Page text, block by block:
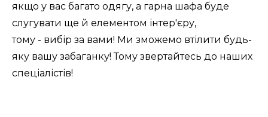
якщо у вас багато одягу, а гарна шафа буде
слугувати ще й елементом інтер'єру,
тому - вибір за вами! Ми зможемо втілити будь-
яку вашу забаганку! Тому звертайтесь до наших
спеціалістів!